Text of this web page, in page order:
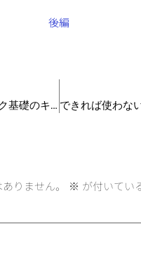
後編
手計算を早くする！計算テクニック基礎のキソ 計算ドリルを公開しました！
りません。 ※ が付いてい